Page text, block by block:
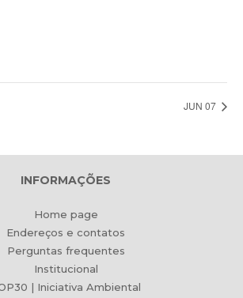
JUN 07
INFORMAÇÕES
Home page
Endereços e contatos
Perguntas frequentes
Institucional
| Iniciativa Ambiental